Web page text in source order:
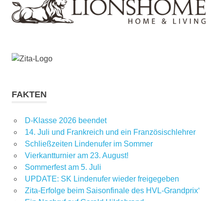
FAKTEN
D-Klasse 2026 beendet
14. Juli und Frankreich und ein Französischlehrer
Schließzeiten Lindenufer im Sommer
Vierkantturnier am 23. August!
Sommerfest am 5. Juli
UPDATE: SK Lindenufer wieder freigegeben
Zita-Erfolge beim Saisonfinale des HVL-Grandprix‘